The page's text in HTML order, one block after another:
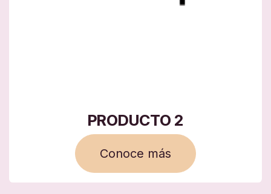
PRODUCTO 2
Conoce más